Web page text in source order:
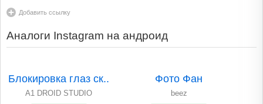
Добавить ссылку
Аналоги Instagram на андроид
Блокировка глаз ск..
A1 DROID STUDIO
Фото Фан
beez